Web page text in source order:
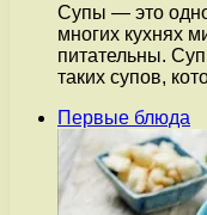
Супы — это
многих кухнях
питательны.
таких супов,
Первые блюда